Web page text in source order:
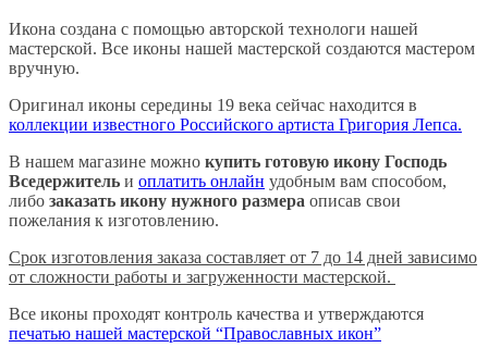
Икона создана с помощью авторской технологи нашей
мастерской. Все иконы нашей мастерской создаются мастером
вручную.
Оригинал иконы середины 19 века сейчас находится в
коллекции известного Российского артиста Григория Лепса.
В нашем магазине можно купить готовую икону Господь
Вседержитель и оплатить онлайн удобным вам способом,
либо заказать икону нужного размера описав свои
пожелания к изготовлению.
Срок изготовления заказа составляет от 7 до 14 дней зависимо
от сложности работы и загруженности мастерской.
Все иконы проходят контроль качества и утверждаются
печатью нашей мастерской “Православных икон”